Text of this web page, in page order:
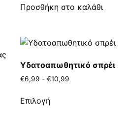
Προσθήκη στο καλάθι
Υδατοαπωθητικό σπρέι
€6,99 - €10,99
Επιλογή